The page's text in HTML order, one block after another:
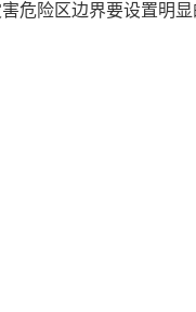
危险区边界要设置明